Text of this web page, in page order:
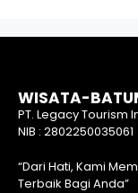
WISATA-
PT. Legacy Tourism
NIB : 2802250035061
“Dari Hati, Kami
Terbaik Bagi Anda”